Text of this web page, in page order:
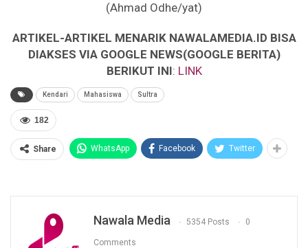
(Ahmad Odhe/yat)
ARTIKEL-ARTIKEL MENARIK NAWALAMEDIA.ID BISA
DIAKSES VIA GOOGLE NEWS(GOOGLE BERITA)
BERIKUT INI: LINK
Kendari Mahasiswa Sultra
182
Share WhatsApp Facebook Twitter
Nawala Media 5354 Posts 0
Comments